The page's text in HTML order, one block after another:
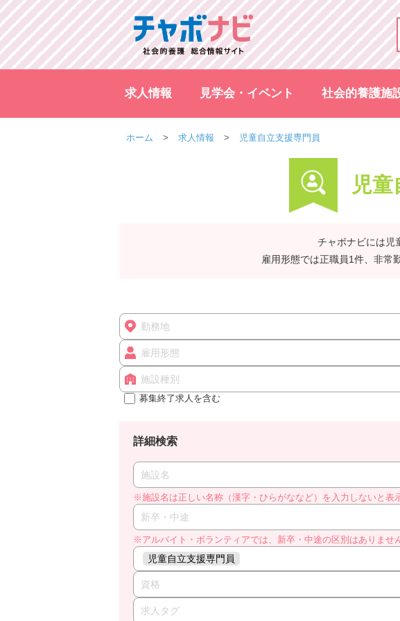
求人情報 見学会・イベント 社会的養護施
ホーム 求人情報 児童自立支援専門員
児
チャボナビには児
雇用形態では正職員1件、非常
勤務地
雇用形態
施設種別
募集終了求人を含む
詳細検索
施設名
※施設名は正しい名称（漢字・ひらがななど）を入力しないと表
新卒・中途
※アルバイト・ボランティアでは、新卒・中途の区別はありません
児童自立支援専門員
資格
求人タグ